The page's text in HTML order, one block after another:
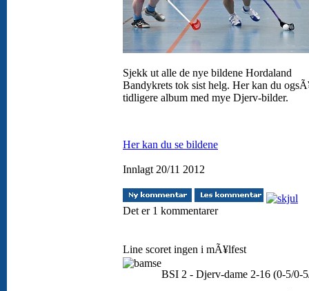
Sjekk ut alle de nye bildene Hordaland
Bandykrets tok sist helg. Her kan du
tidligere album med mye Djerv-bilder.
Her kan du se bildene
Innlagt 20/11 2012
Det er 1 kommentarer
Line scoret ingen i mÃ¥lfest
BSI 2 - Djerv-dame 2-16 (0-5/0-